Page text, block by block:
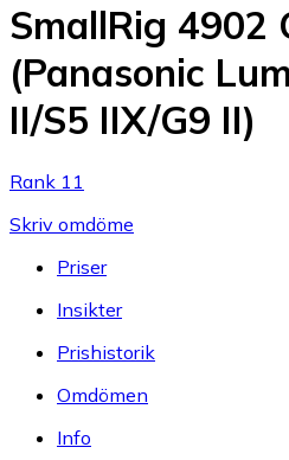
SmallRig 4902
(Panasonic
II/S5 IIX/G9 II)
Rank 11
Skriv omdöme
Priser
Insikter
Prishistorik
Omdömen
Info